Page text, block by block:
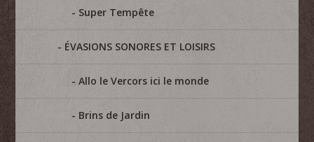
Super Tempête
ÉVASIONS SONORES ET LOISIRS
Allo le Vercors ici le monde
Brins de Jardin